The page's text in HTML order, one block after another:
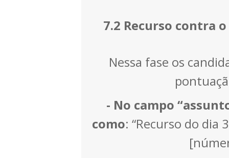
7.2 Recurso contra
Nessa fase os
- No campo
como: “Recurso do dia